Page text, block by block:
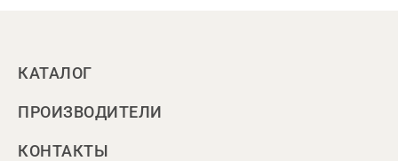
КАТАЛОГ
ПРОИЗВОДИТЕЛИ
КОНТАКТЫ